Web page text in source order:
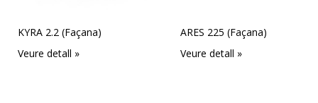
KYRA 2.2 (Façana)
Veure detall »
ARES 225 (Façana)
Veure detall »